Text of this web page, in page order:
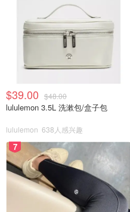
$39.00 $48.00
lululemon 3.5L 洗漱包/盒子包
lululemon 638人感兴趣
7